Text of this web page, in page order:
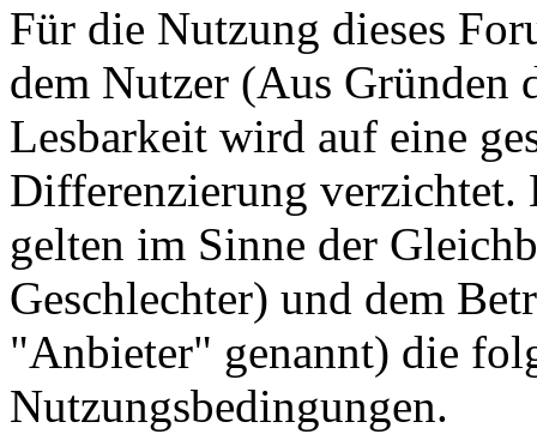
Für die Nutzung dieses
dem Nutzer (Aus Gründen
Lesbarkeit wird auf eine
Differenzierung verzichtet.
gelten im Sinne der
Geschlechter) und dem
"Anbieter" genannt) die
Nutzungsbedingungen.